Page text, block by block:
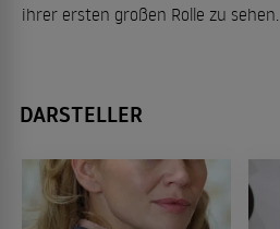
ihrer ersten großen Rolle zu sehen.
DARSTELLER